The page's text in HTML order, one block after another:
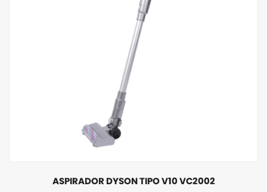
ASPIRADOR DYSON TIPO V10 VC2002